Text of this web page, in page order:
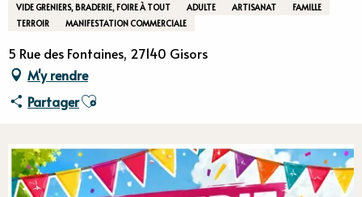
VIDE GRENIERS, BRADERIE, FOIRE À TOUT ADULTE ARTISANAT
FAMILLE
TERROIR
MANIFESTATION COMMERCIALE
5 Rue des Fontaines, 27140 Gisors
M'y rendre
PartagerAjouter aux favoris